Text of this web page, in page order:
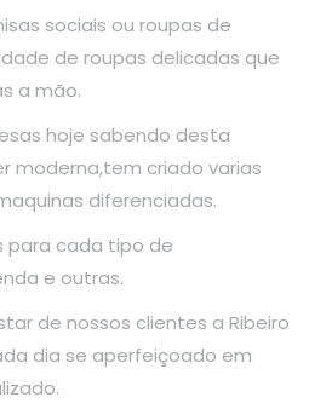
sociais ou roupas de
de roupas delicadas que
a mão.
hoje sabendo desta
moderna,tem criado varias
diferenciadas.
para cada tipo de
e outras.
de nossos clientes a Ribeiro
dia se aperfeiçoado em